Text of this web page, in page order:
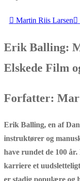
Martin Riis Larsen
Erik Balling:
Elskede Film
Forfatter:
Erik Balling, en af
instruktører og
have rundet de 100
karriere et
er stadig populære og